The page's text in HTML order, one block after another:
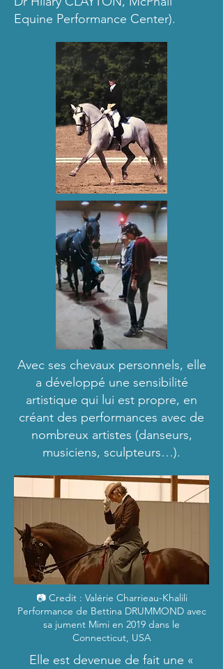
Equine Performance Center).
Avec ses chevaux personnels, elle
a développé une sensibilité
artistique qui lui est propre, en
créant des performances avec de
nombreux artistes (danseurs,
musiciens, sculpteurs…).
📷 Credit : Valérie Charrieau-Khalili
Performance de Bettina DRUMMOND avec
sa jument Mimi en 2019 dans le
Connecticut, USA
Elle est devenue de fait une «